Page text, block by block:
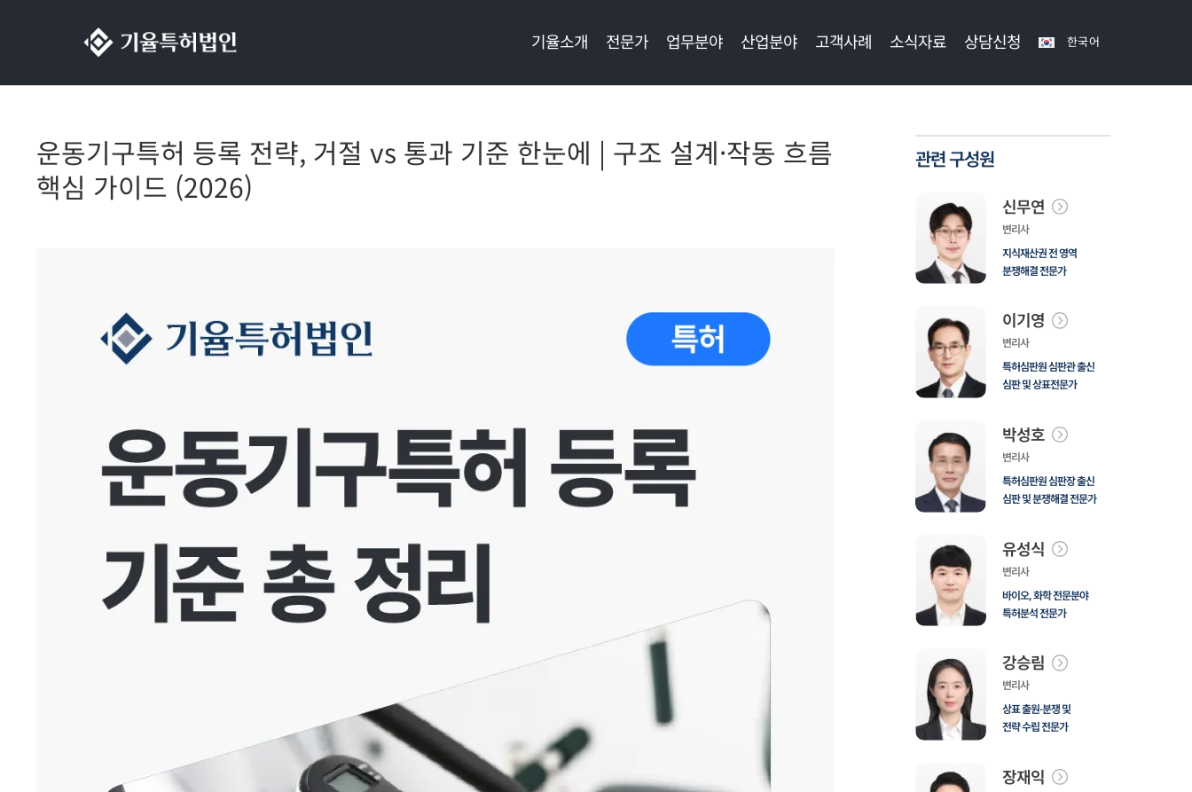
기율소개 전문가 업무분야 산업분야 고객사례 소식자료 상담신청 한국어
운동기구특허 등록 전략, 거절 vs 통과 기준 한눈에 | 구조 설계·작동 흐름
핵심 가이드 (2026)
관련 구성원
신무연
변리사
지식재산권 전 영역
분쟁해결 전문가
이기영
변리사
특허심판원 심판관 출신
심판 및 상표전문가
박성호
변리사
특허심판원 심판장 출신
심판 및 분쟁해결 전문가
유성식
변리사
바이오, 화학 전문분야
특허분석 전문가
강승림
변리사
상표 출원·분쟁 및
전략 수립 전문가
장재익